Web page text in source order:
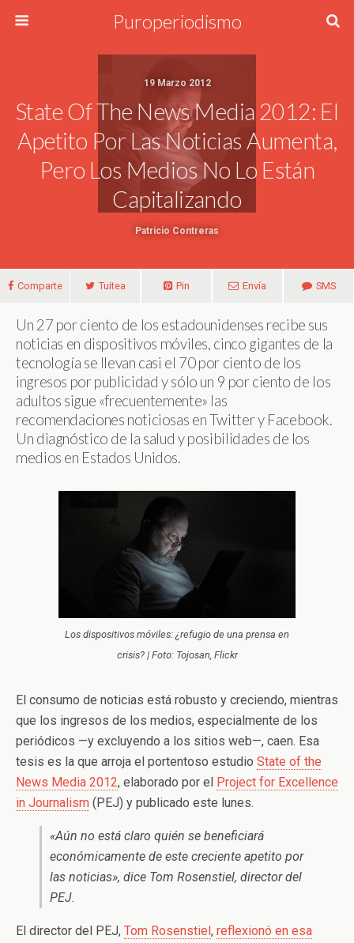
Puroperiodismo
19 Marzo 2012
State Of The News Media 2012: El
Apetito Por Las Noticias Aumenta,
Pero Los Medios No Lo Están
Capitalizando
Patricio Contreras
Comparte Tuitea Pin Envía SMS
Un 27 por ciento de los estadounidenses recibe sus
noticias en dispositivos móviles, cinco gigantes de la
tecnología se llevan casi el 70 por ciento de los
ingresos por publicidad y sólo un 9 por ciento de los
adultos sigue «frecuentemente» las
recomendaciones noticiosas en Twitter y Facebook.
Un diagnóstico de la salud y posibilidades de los
medios en Estados Unidos.
Los dispositivos móviles: ¿refugio de una prensa en
crisis? | Foto: Tojosan, Flickr
El consumo de noticias está robusto y creciendo, mientras
que los ingresos de los medios, especialmente de los
periódicos —y excluyendo a los sitios web—, caen. Esa
tesis es la que arroja el portentoso estudio State of the
News Media 2012, elaborado por el Project for Excellence
in Journalism (PEJ) y publicado este lunes.
«Aún no está claro quién se beneficiará
económicamente de este creciente apetito por
las noticias», dice Tom Rosenstiel, director del
PEJ.
El director del PEJ, Tom Rosenstiel, reflexionó en esa